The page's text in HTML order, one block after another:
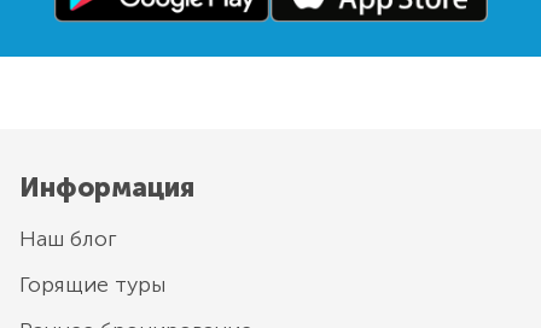
Информация
Наш блог
Горящие туры